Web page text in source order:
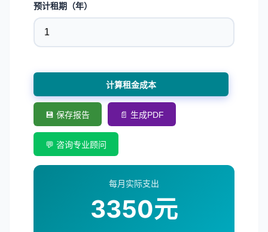
预计租期（年）
计算租金成本
💾 保存报告 📄 生成PDF
💬 咨询专业顾问
每月实际支出
3350元